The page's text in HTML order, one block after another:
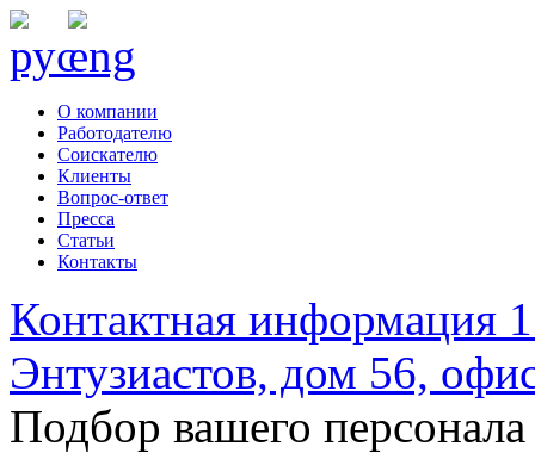
О компании
Работодателю
Соискателю
Клиенты
Вопрос-ответ
Пресса
Статьи
Контакты
Контактная информация
Энтузиастов, дом 56,
Подбор вашего персонала